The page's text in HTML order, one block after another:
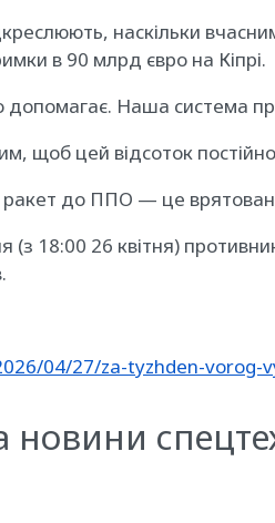
наскільки
в 90 млрд євро на Кіпрі.
Наша система
щоб цей відсоток
до ППО — це
(з 18:00 26 квітня)
04/27/za-tyzhden-
новини